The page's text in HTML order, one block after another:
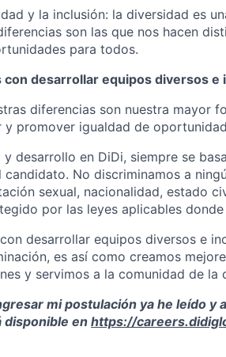
y la inclusión: la diversidad es
son las que nos hacen
para todos.
desarrollar equipos diversos e
diferencias son nuestra mayor
promover igualdad de
desarrollo en DiDi, siempre se
No discriminamos a
sexual, nacionalidad, estado
por las leyes aplicables donde
desarrollar equipos diversos e
es así como creamos
y servimos a la comunidad de la
mi postulación ya he leído y
disponible en https://